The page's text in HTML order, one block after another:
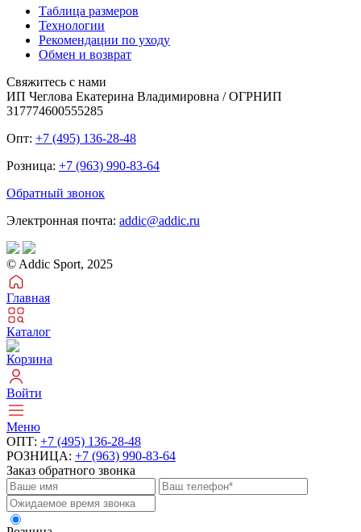
Таблица размеров
Технологии
Рекомендации по уходу
Обмен и возврат
Свяжитесь с нами
ИП Чеглова Екатерина Владимировна / ОГРНИП
317774600555285
Опт: +7 (495) 136-28-48
Розница: +7 (963) 990-83-64
Обратный звонок
Электронная почта: addic@addic.ru
© Addic Sport, 2025
Главная
Каталог
Корзина
Войти
Меню
ОПТ: +7 (495) 136-28-48
РОЗНИЦА: +7 (963) 990-83-64
Заказ обратного звонка